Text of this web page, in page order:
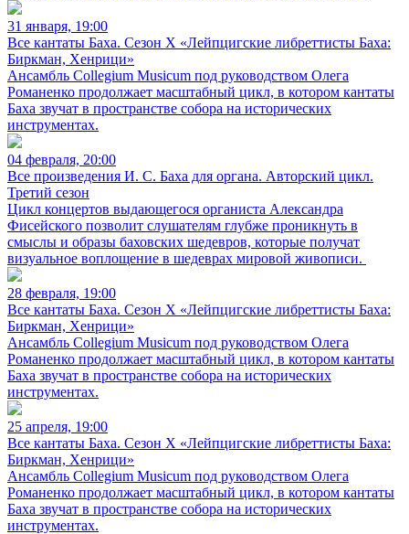
31 января, 19:00
Все кантаты Баха. Сезон X «Лейпцигские либреттисты Баха:
Биркман, Хенрици»
Ансамбль Collegium Musicum под руководством Олега
Романенко продолжает масштабный цикл, в котором кантаты
Баха звучат в пространстве собора на исторических
инструментах.
04 февраля, 20:00
Все произведения И. С. Баха для органа. Авторский цикл.
Третий сезон
Цикл концертов выдающегося органиста Александра
Фисейского позволит слушателям глубже проникнуть в
смыслы и образы баховских шедевров, которые получат
визуальное воплощение в шедеврах мировой живописи.
28 февраля, 19:00
Все кантаты Баха. Сезон X «Лейпцигские либреттисты Баха:
Биркман, Хенрици»
Ансамбль Collegium Musicum под руководством Олега
Романенко продолжает масштабный цикл, в котором кантаты
Баха звучат в пространстве собора на исторических
инструментах.
25 апреля, 19:00
Все кантаты Баха. Сезон X «Лейпцигские либреттисты Баха:
Биркман, Хенрици»
Ансамбль Collegium Musicum под руководством Олега
Романенко продолжает масштабный цикл, в котором кантаты
Баха звучат в пространстве собора на исторических
инструментах.